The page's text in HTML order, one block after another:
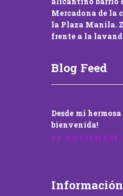
Mercadona de la
la Plaza Manila.
frente a la
Blog Feed
Desde mi
bienvenida!
22